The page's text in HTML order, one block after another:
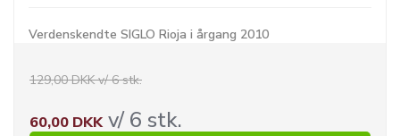
Verdenskendte SIGLO Rioja i årgang 2010
129,00 DKK v/ 6 stk.
60,00 DKKv/ 6 stk.